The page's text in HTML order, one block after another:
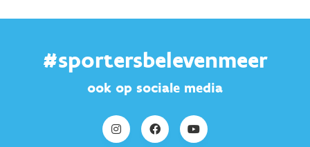
#sportersbelevenmeer
ook op sociale media